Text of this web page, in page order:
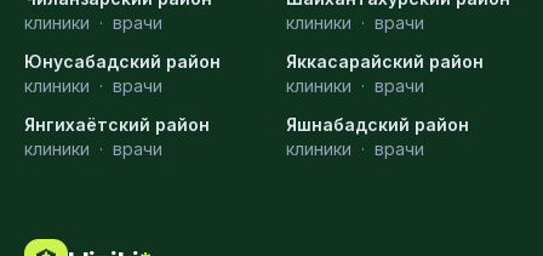
клиники · врачи
клиники · врачи
Юнусабадский район
клиники · врачи
Яккасарайский район
клиники · врачи
Янгихаётский район
клиники · врачи
Яшнабадский район
клиники · врачи